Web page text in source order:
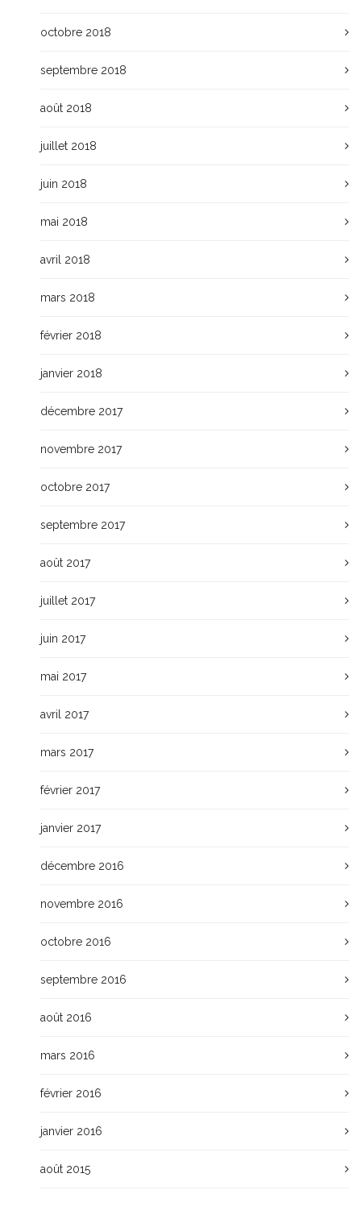
octobre 2018
septembre 2018
août 2018
juillet 2018
juin 2018
mai 2018
avril 2018
mars 2018
février 2018
janvier 2018
décembre 2017
novembre 2017
octobre 2017
septembre 2017
août 2017
juillet 2017
juin 2017
mai 2017
avril 2017
mars 2017
février 2017
janvier 2017
décembre 2016
novembre 2016
octobre 2016
septembre 2016
août 2016
mars 2016
février 2016
janvier 2016
août 2015